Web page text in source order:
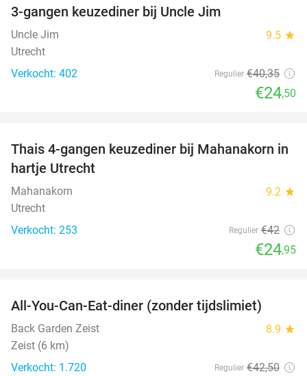
3-gangen keuzediner bij Uncle Jim
Uncle Jim 9.5 star
Utrecht
Verkocht: 402
Regulier €40,35
€24,50
41%
Thais 4-gangen keuzediner bij Mahanakorn in
hartje Utrecht
Mahanakorn 9.2 star
Utrecht
Verkocht: 253
Regulier €42
€24,95
All-You-Can-Eat-diner (zonder tijdslimiet)
Back Garden Zeist 8.9 star
Zeist (6 km)
Verkocht: 1.720
Regulier €42,50